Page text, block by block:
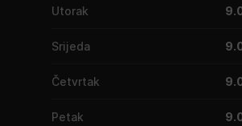
Utorak
Srijeda
Četvrtak
Petak